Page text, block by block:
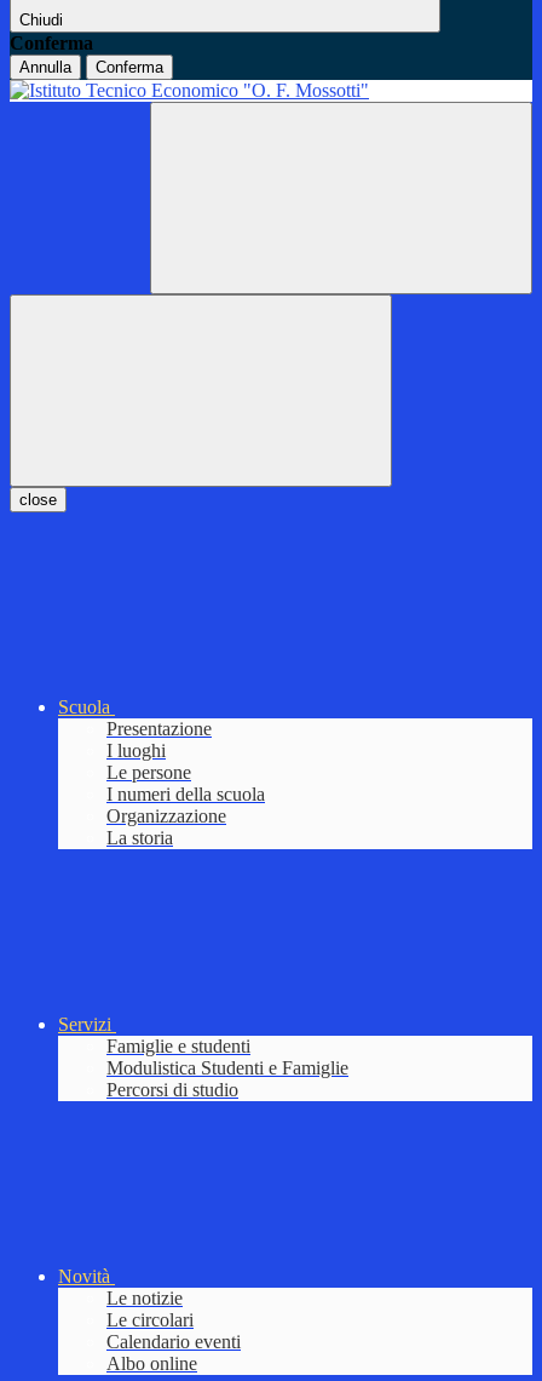
Chiudi
Conferma
Annulla Conferma
close
Scuola
Presentazione
I luoghi
Le persone
I numeri della scuola
Organizzazione
La storia
Servizi
Famiglie e studenti
Modulistica Studenti e Famiglie
Percorsi di studio
Novità
Le notizie
Le circolari
Calendario eventi
Albo online